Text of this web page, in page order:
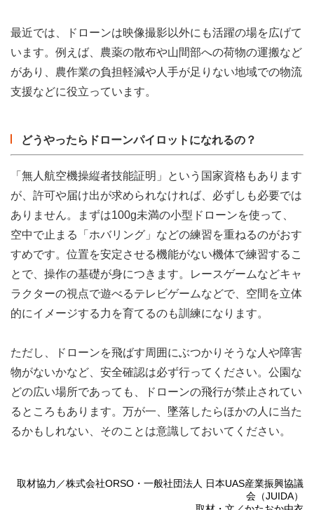
最近では、ドローンは映像撮影以外にも活躍の場を広げて
います。例えば、農薬の散布や山間部への荷物の運搬など
があり、農作業の負担軽減や人手が足りない地域での物流
支援などに役立っています。
どうやったらドローンパイロットになれるの？
「無人航空機操縦者技能証明」という国家資格もあります
が、許可や届け出が求められなければ、必ずしも必要では
ありません。まずは100g未満の小型ドローンを使って、
空中で止まる「ホバリング」などの練習を重ねるのがおす
すめです。位置を安定させる機能がない機体で練習するこ
とで、操作の基礎が身につきます。レースゲームなどキャ
ラクターの視点で遊べるテレビゲームなどで、空間を立体
的にイメージする力を育てるのも訓練になります。
ただし、ドローンを飛ばす周囲にぶつかりそうな人や障害
物がないかなど、安全確認は必ず行ってください。公園な
どの広い場所であっても、ドローンの飛行が禁止されてい
るところもあります。万が一、墜落したらほかの人に当た
るかもしれない、そのことは意識しておいてください。
取材協力／株式会社ORSO・一般社団法人 日本UAS産業振興協議
会（JUIDA）